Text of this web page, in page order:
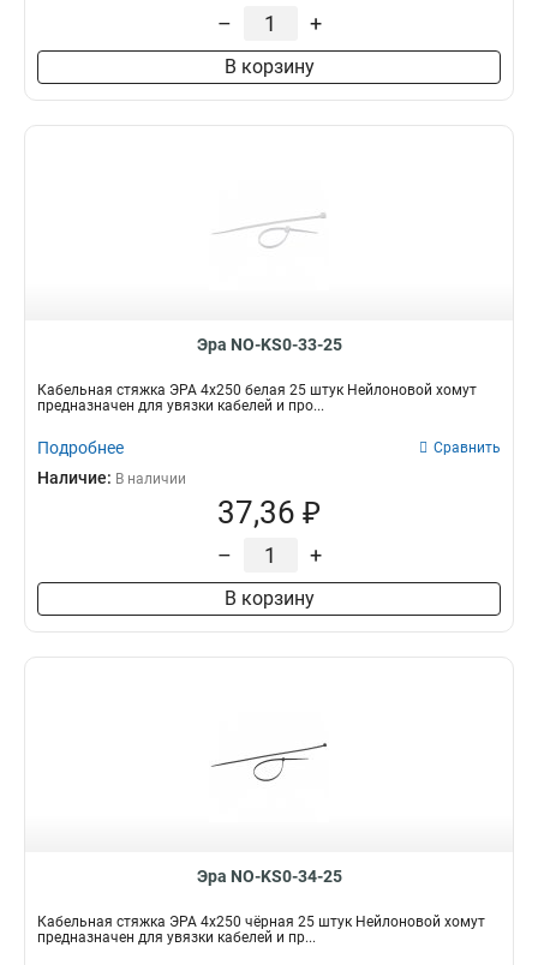
– +
В корзину
Эра NO-KS0-33-25
Кабельная стяжка ЭРА 4x250 белая 25 штук Нейлоновой хомут
предназначен для увязки кабелей и про...
Подробнее Сравнить
Наличие: В наличии
37,36 ₽
– +
В корзину
Эра NO-KS0-34-25
Кабельная стяжка ЭРА 4x250 чёрная 25 штук Нейлоновой хомут
предназначен для увязки кабелей и пр...